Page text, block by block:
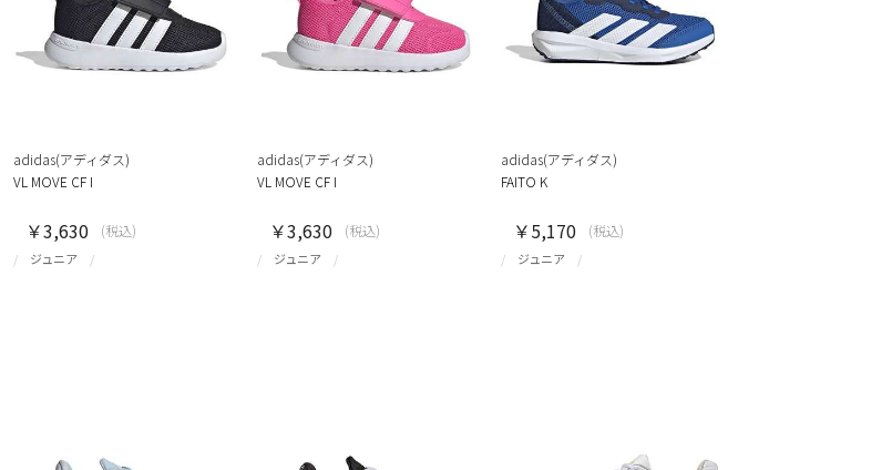
adidas(アディダス)
VL MOVE CF I
ジュニア
￥3,630 (税込)
adidas(アディダス)
VL MOVE CF I
ジュニア
￥3,630 (税込)
adidas(アディダス)
FAITO K
ジュニア
￥5,170 (税込)